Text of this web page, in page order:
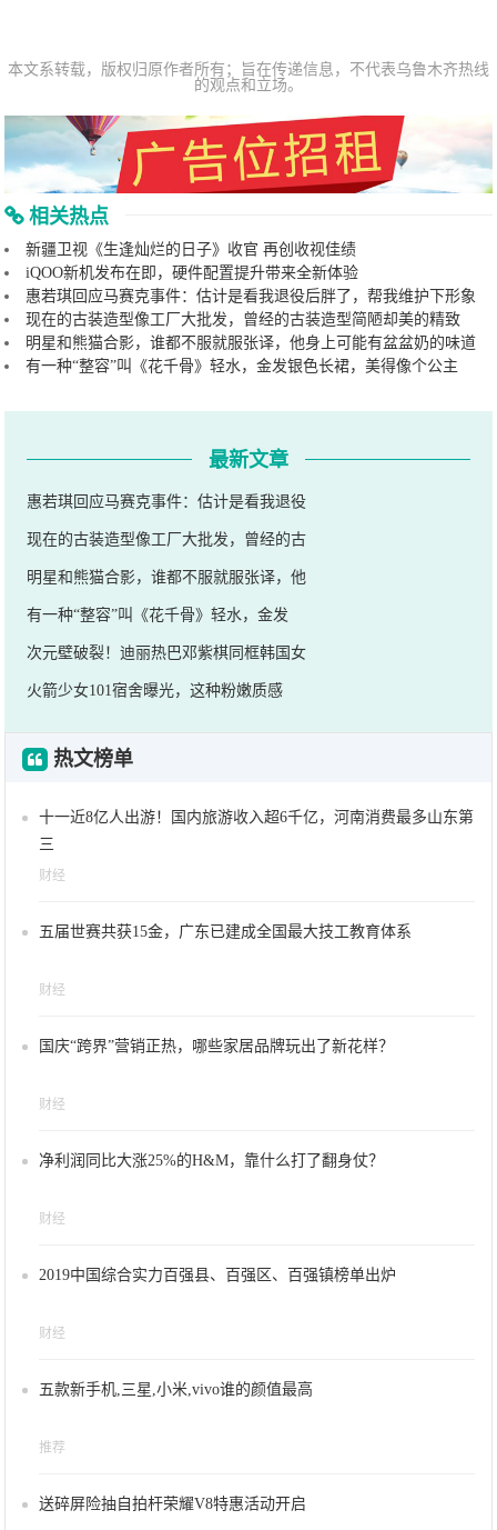
本文系转载，版权归原作者所有；旨在传递信息，不代表乌鲁木齐热线
的观点和立场。
相关热点
新疆卫视《生逢灿烂的日子》收官 再创收视佳绩
iQOO新机发布在即，硬件配置提升带来全新体验
惠若琪回应马赛克事件：估计是看我退役后胖了，帮我维护下形象
现在的古装造型像工厂大批发，曾经的古装造型简陋却美的精致
明星和熊猫合影，谁都不服就服张译，他身上可能有盆盆奶的味道
有一种“整容”叫《花千骨》轻水，金发银色长裙，美得像个公主
最新文章
惠若琪回应马赛克事件：估计是看我退役
现在的古装造型像工厂大批发，曾经的古
明星和熊猫合影，谁都不服就服张译，他
有一种“整容”叫《花千骨》轻水，金发
次元壁破裂！迪丽热巴邓紫棋同框韩国女
火箭少女101宿舍曝光，这种粉嫩质感
热文榜单
十一近8亿人出游！国内旅游收入超6千亿，河南消费最多山东第
三
财经
五届世赛共获15金，广东已建成全国最大技工教育体系
财经
国庆“跨界”营销正热，哪些家居品牌玩出了新花样？
财经
净利润同比大涨25%的H&M，靠什么打了翻身仗？
财经
2019中国综合实力百强县、百强区、百强镇榜单出炉
财经
五款新手机,三星,小米,vivo谁的颜值最高
推荐
送碎屏险抽自拍杆荣耀V8特惠活动开启